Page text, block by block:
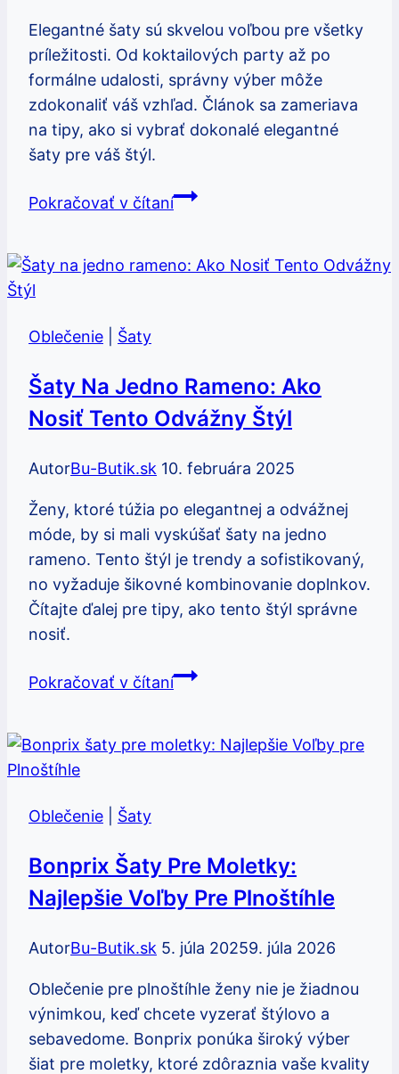
Elegantné šaty sú skvelou voľbou pre všetky
príležitosti. Od koktailových party až po
formálne udalosti, správny výber môže
zdokonaliť váš vzhľad. Článok sa zameriava
na tipy, ako si vybrať dokonalé elegantné
šaty pre váš štýl.
Pokračovať v čítaníElegantné
si
dokonalý
vzhľad
Oblečenie Šaty
Šaty Na Jedno Rameno: Ako
Nosiť Tento Odvážny Štýl
AutorBu-Butik.sk 10. februára 2025
Ženy, ktoré túžia po elegantnej a odvážnej
móde, by si mali vyskúšať šaty na jedno
rameno. Tento štýl je trendy a sofistikovaný,
no vyžaduje šikovné kombinovanie doplnkov.
Čítajte ďalej pre tipy, ako tento štýl správne
nosiť.
Pokračovať v čítaníŠaty
rameno:
štýl
Oblečenie Šaty
Bonprix Šaty Pre Moletky:
Najlepšie Voľby Pre Plnoštíhle
AutorBu-Butik.sk 5. júla 20259. júla 2026
Oblečenie pre plnoštíhle ženy nie je žiadnou
výnimkou, keď chcete vyzerať štýlovo a
sebavedome. Bonprix ponúka široký výber
šiat pre moletky, ktoré zdôraznia vaše kvality